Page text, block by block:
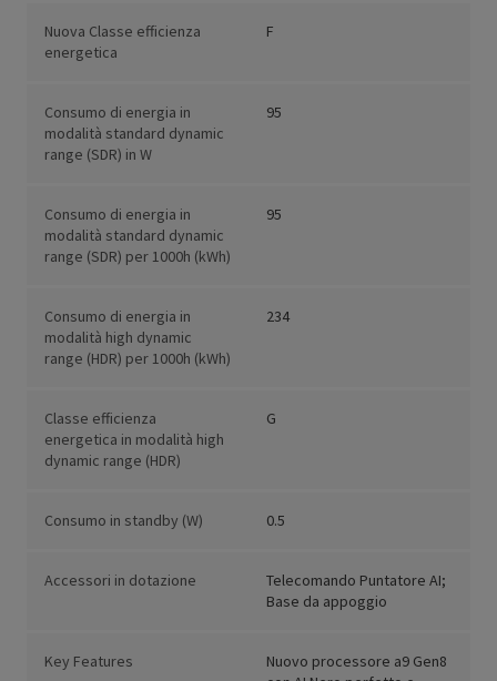
Nuova Classe efficienza
energetica
F
Consumo di energia in
modalità standard dynamic
range (SDR) in W
95
Consumo di energia in
modalità standard dynamic
range (SDR) per 1000h (kWh)
95
Consumo di energia in
modalità high dynamic
range (HDR) per 1000h (kWh)
234
Classe efficienza
energetica in modalità high
dynamic range (HDR)
G
Consumo in standby (W) 0.5
Accessori in dotazione
Telecomando Puntatore AI;
Base da appoggio
Key Features
Nuovo processore a9 Gen8